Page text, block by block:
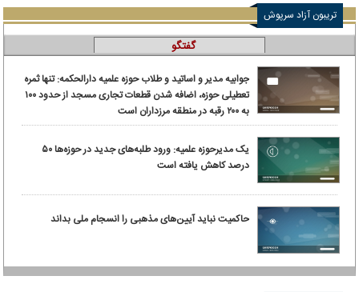
تریبون آزاد سرپوش
گفتگو
جوابیه مدیر و اساتید و طلاب حوزه علمیه دارالحکمه: تنها ثمره
تعطیلی حوزه، اضافه شدن قطعات تجاری مسجد از حدود ۱۰۰
به ۲۰۰ رقبه در منطقه مرزداران است
یک مدیرحوزه علمیه: ورود طلبه‌های جدید در حوزه‌ها ۵۰
درصد کاهش یافته است
حاکمیت نباید آیین‌های مذهبی را انسجام ملی بداند